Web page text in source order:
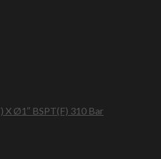
X Ø1″ BSPT(F) 310 Bar